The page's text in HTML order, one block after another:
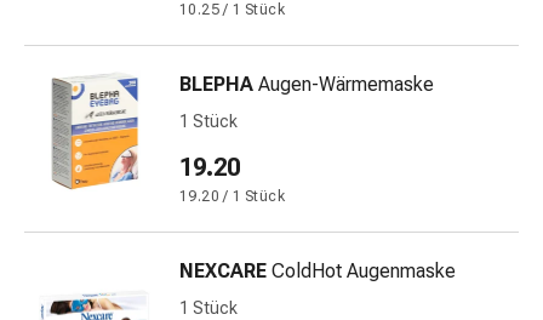
Augenhygiene
Herz
&
Kreislauf
Herztherapie
Kompressions-
Strümpfe
Venenbeschwerden
Blutgerinnung
10.25 / 1 Stück
BLEPHA Augen-Wärmemaske
1 Stück
19.20
19.20 / 1 Stück
NEXCARE ColdHot Augenmaske
1 Stück